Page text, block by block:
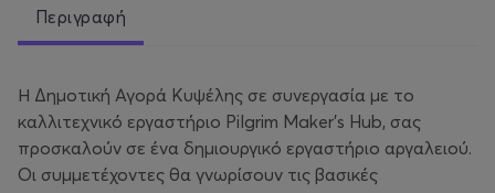
Περιγραφή
Η Δημοτική Αγορά Κυψέλης σε συνεργασία με το
καλλιτεχνικό εργαστήριο Pilgrim Maker’s Hub, σας
προσκαλούν σε ένα δημιουργικό εργαστήριο αργαλειού.
Οι συμμετέχοντες θα γνωρίσουν τις βασικές